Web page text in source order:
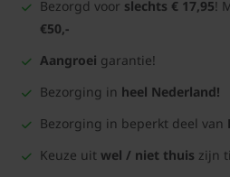
Bezorgd voor slechts € 17,95!
€50,-
Aangroei garantie!
Bezorging in heel Nederland!
Bezorging in beperkt deel van
Keuze uit wel / niet thuis zijn